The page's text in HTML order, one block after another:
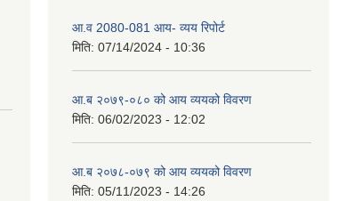
आ.व 2080-081 आय- व्यय रिपोर्ट
मिति: 07/14/2024 - 10:36
आ.ब २०७९-०८० को आय व्ययको विवरण
मिति: 06/02/2023 - 12:02
आ.ब २०७८-०७९ को आय व्ययको विवरण
मिति: 05/11/2023 - 14:26